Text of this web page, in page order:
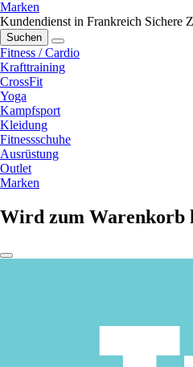
Marken
Kundendienst in Frankreich Sichere
Suchen
Fitness / Cardio
Krafttraining
CrossFit
Yoga
Kampfsport
Kleidung
Fitnessschuhe
Ausrüstung
Outlet
Marken
Wird zum Warenkorb